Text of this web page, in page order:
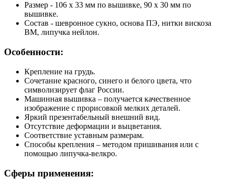
Размер - 106 x 33 мм по вышивке, 90 x 30 мм по
вышивке.
Состав - шевронное сукно, основа ПЭ, нитки вискоза
ВМ, липучка нейлон.
Особенности:
Крепление на грудь.
Сочетание красного, синего и белого цвета, что
символизирует флаг России.
Машинная вышивка – получается качественное
изображение с прорисовкой мелких деталей.
Яркий презентабельный внешний вид.
Отсутствие деформации и выцветания.
Соответствие уставным размерам.
Способы крепления – методом пришивания или с
помощью липучка-велкро.
Сферы применения: